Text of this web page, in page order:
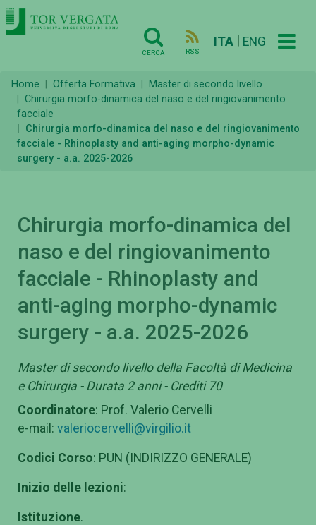
CERCA RSS
ITA ENG
Home Offerta Formativa
Master di secondo livello
Chirurgia morfo-dinamica del naso e del ringiovanimento
facciale
Chirurgia morfo-dinamica del naso e del ringiovanimento
facciale - Rhinoplasty and anti-aging morpho-dynamic
surgery - a.a. 2025-2026
Chirurgia morfo-dinamica del
naso e del ringiovanimento
facciale - Rhinoplasty and
anti-aging morpho-dynamic
surgery - a.a. 2025-2026
Master di secondo livello della Facoltà di Medicina
e Chirurgia - Durata 2 anni - Crediti 70
Coordinatore: Prof. Valerio Cervelli
e-mail: valeriocervelli@virgilio.it
Codici Corso: PUN (INDIRIZZO GENERALE)
Inizio delle lezioni:
Istituzione.